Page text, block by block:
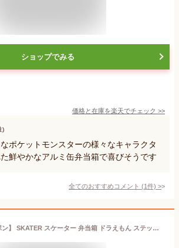
ショップでみる
価格と在庫を楽天でチェック >>
)
ポケットモンスターの様々なキャラクタ
鮮やかなアルミ缶弁当箱で喜びそうです
全てのおすすめコメント (1件) >
【200円クーポン】 SKATER スケーター 弁当箱 ドラえもん ステッカー 370ml アルミ製 保温庫対応 子供用 日本製 ALB5NV-A ＜スケーター プレゼント 入園準備 入学準備 保育園 幼稚園 小学校 子供 男の子 女の子 小学生 お弁当箱 ランチボックス かわいい おしゃれ お返し＞